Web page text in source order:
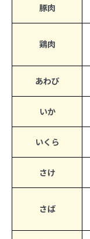
豚肉
鶏肉
あわび
いか
いくら
さけ
さば